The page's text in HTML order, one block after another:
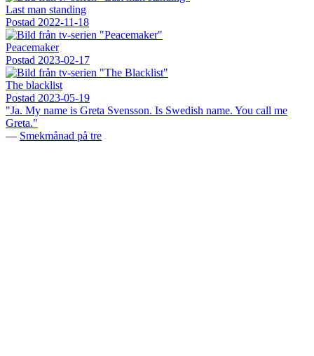
Last man standing
Postad 2022-11-18
Peacemaker
Postad 2023-02-17
The blacklist
Postad 2023-05-19
"Ja. My name is Greta Svensson. Is Swedish name. You call me
Greta."
— Smekmånad på tre